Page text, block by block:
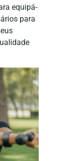
equipá-
para